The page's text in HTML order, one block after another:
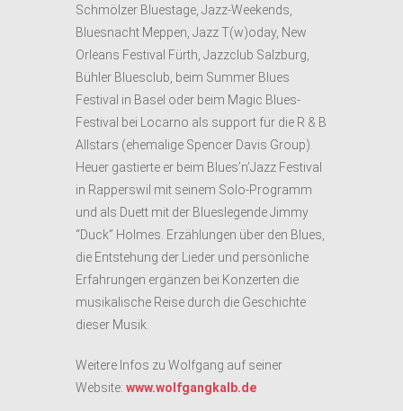
Schmölzer Bluestage, Jazz-Weekends,
Bluesnacht Meppen, Jazz T(w)oday, New
Orleans Festival Fürth, Jazzclub Salzburg,
Bühler Bluesclub, beim Summer Blues
Festival in Basel oder beim Magic Blues-
Festival bei Locarno als support für die R & B
Allstars (ehemalige Spencer Davis Group).
Heuer gastierte er beim Blues’n’Jazz Festival
in Rapperswil mit seinem Solo-Programm
und als Duett mit der Blueslegende Jimmy
“Duck” Holmes. Erzählungen über den Blues,
die Entstehung der Lieder und persönliche
Erfahrungen ergänzen bei Konzerten die
musikalische Reise durch die Geschichte
dieser Musik.
Weitere Infos zu Wolfgang auf seiner
Website: www.wolfgangkalb.de